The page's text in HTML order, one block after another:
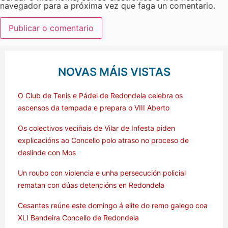
navegador para a próxima vez que faga un comentario.
NOVAS MÁIS VISTAS
O Club de Tenis e Pádel de Redondela celebra os
ascensos da tempada e prepara o VIII Aberto
Os colectivos veciñais de Vilar de Infesta piden
explicacións ao Concello polo atraso no proceso de
deslinde con Mos
Un roubo con violencia e unha persecución policial
rematan con dúas detencións en Redondela
Cesantes reúne este domingo á elite do remo galego coa
XLI Bandeira Concello de Redondela